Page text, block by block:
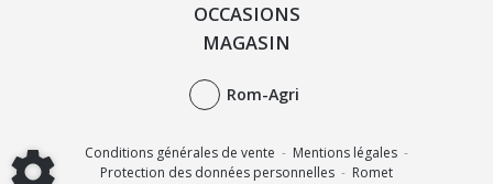
OCCASIONS
MAGASIN
Rom-Agri
Conditions générales de vente - Mentions légales -
Protection des données personnelles - Romet